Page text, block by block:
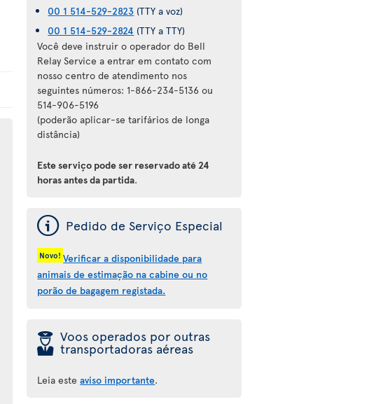
00 1 514-529-2823 (TTY a voz)
00 1 514-529-2824 (TTY a TTY)
Você deve instruir o operador do Bell
Relay Service a entrar em contato com
nosso centro de atendimento nos
seguintes números: 1-866-234-5136 ou
514-906-5196
(poderão aplicar-se tarifários de longa
distância)
Este serviço pode ser reservado até 24
horas antes da partida.
ý Pedido de Serviço Especial
Novo! Verificar a disponibilidade para
animais de estimação na cabine ou no
porão de bagagem registada.
þ Voos operados por outras
transportadoras aéreas
Leia esteaviso importante.